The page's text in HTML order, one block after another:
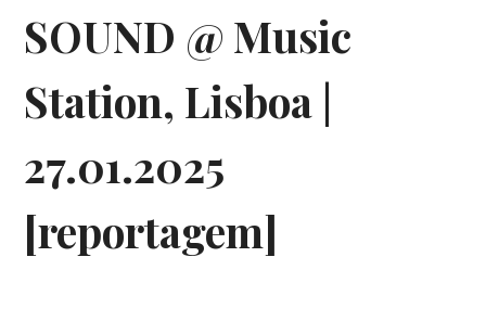
SOUND @ Music
Station, Lisboa |
27.01.2025
[reportagem]